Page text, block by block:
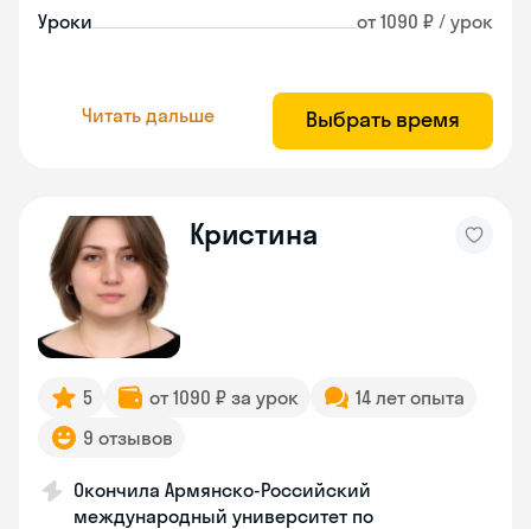
Уроки от 1090 ₽ / урок
Читать дальше Выбрать время
Кристина
5 от 1090 ₽ за урок
14 лет опыта
9 отзывов
Окончила Армянско-Российский
международный университет по